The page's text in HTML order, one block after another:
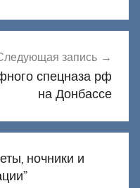
запись
спецназа рф
на Донбассе
ночники и
”